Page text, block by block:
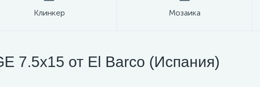
Клинкер Мозаика
7.5x15 от El Barco (Испания)